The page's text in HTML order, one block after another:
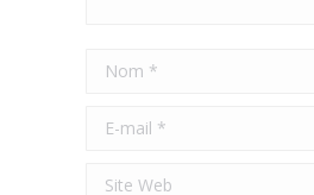
Nom *
E-mail *
Site Web